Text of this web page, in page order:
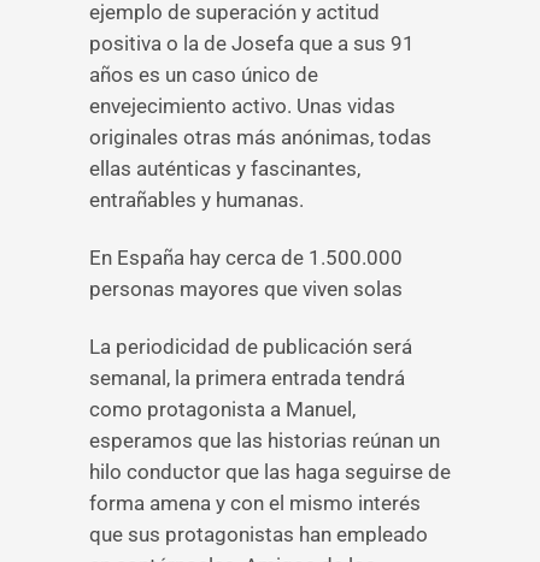
ejemplo de superación y actitud
positiva o la de Josefa que a sus 91
años es un caso único de
envejecimiento activo. Unas vidas
originales otras más anónimas, todas
ellas auténticas y fascinantes,
entrañables y humanas.
En España hay cerca de 1.500.000
personas mayores que viven solas
La periodicidad de publicación será
semanal, la primera entrada tendrá
como protagonista a Manuel,
esperamos que las historias reúnan un
hilo conductor que las haga seguirse de
forma amena y con el mismo interés
que sus protagonistas han empleado